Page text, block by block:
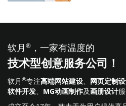
软月 ® ，一家有温度的
技术型创意服务公司！
软月 ®专注高端网站建设、 网页定制
软件开发、 MG动画制作及画册设计服